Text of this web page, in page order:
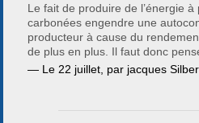
Le fait de produire de l’énergie
carbonées engendre une
producteur à cause du
de plus en plus. Il faut donc
— Le 22 juillet par jacques